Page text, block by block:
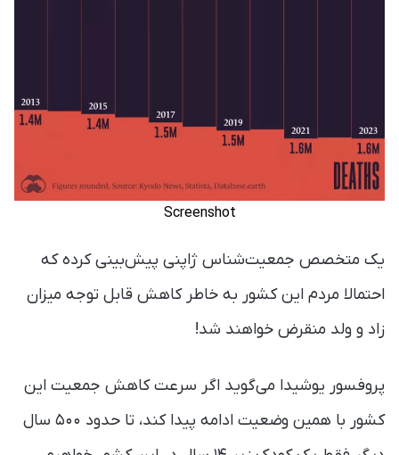
Screenshot
یک متخصص جمعیت‌شناس ژاپنی پیش‌بینی کرده که
احتمالا مردم این کشور به خاطر کاهش قابل توجه میزان
زاد و ولد منقرض خواهند شد!
پروفسور یوشیدا می‌گوید اگر سرعت کاهش جمعیت این
کشور با همین وضعیت ادامه پیدا کند، تا حدود ۵۰۰ سال